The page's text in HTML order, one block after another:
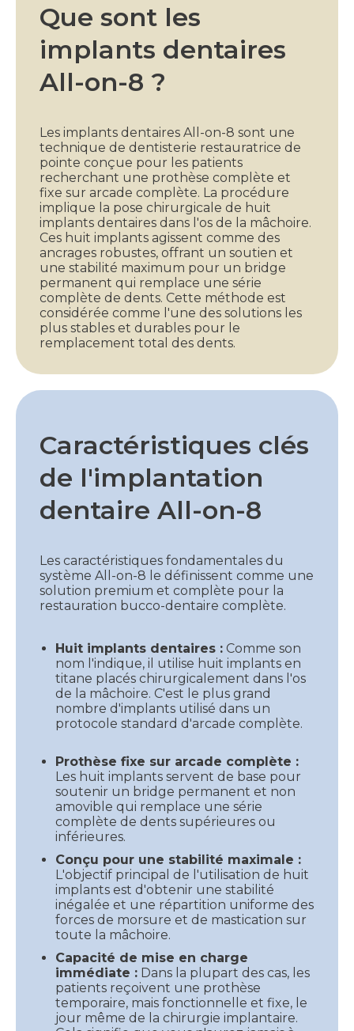
Que sont les
implants dentaires
All-on-8 ?
Les implants dentaires All-on-8 sont une
technique de dentisterie restauratrice de
pointe conçue pour les patients
recherchant une prothèse complète et
fixe sur arcade complète. La procédure
implique la pose chirurgicale de huit
implants dentaires dans l'os de la mâchoire.
Ces huit implants agissent comme des
ancrages robustes, offrant un soutien et
une stabilité maximum pour un bridge
permanent qui remplace une série
complète de dents. Cette méthode est
considérée comme l'une des solutions les
plus stables et durables pour le
remplacement total des dents.
Caractéristiques clés
de l'implantation
dentaire All-on-8
Les caractéristiques fondamentales du
système All-on-8 le définissent comme une
solution premium et complète pour la
restauration bucco-dentaire complète.
Huit implants dentaires : Comme son
nom l'indique, il utilise huit implants en
titane placés chirurgicalement dans l'os
de la mâchoire. C'est le plus grand
nombre d'implants utilisé dans un
protocole standard d'arcade complète.
Prothèse fixe sur arcade complète :
Les huit implants servent de base pour
soutenir un bridge permanent et non
amovible qui remplace une série
complète de dents supérieures ou
inférieures.
Conçu pour une stabilité maximale :
L'objectif principal de l'utilisation de huit
implants est d'obtenir une stabilité
inégalée et une répartition uniforme des
forces de morsure et de mastication sur
toute la mâchoire.
Capacité de mise en charge
immédiate : Dans la plupart des cas, les
patients reçoivent une prothèse
temporaire, mais fonctionnelle et fixe, le
jour même de la chirurgie implantaire.